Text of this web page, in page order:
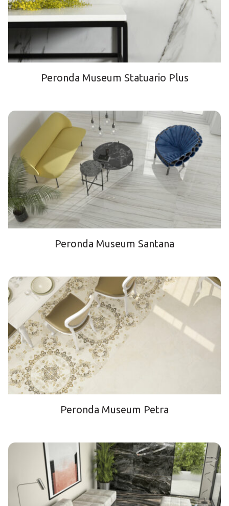
Peronda Museum Statuario Plus
Peronda Museum Santana
Peronda Museum Petra